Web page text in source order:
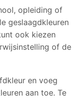
opleiding of
geslaagdkleuren
ook kiezen
of de
en voeg
aan toe. Te